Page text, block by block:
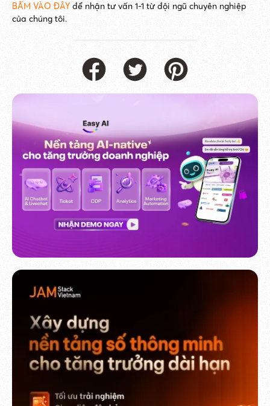
BẤM VÀO ĐÂY để nhận tư vấn 1-1 từ đội ngũ chuyên nghiệp
của chúng tôi.